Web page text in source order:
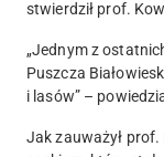
stwierdził prof.
„Jednym z
Puszcza
i lasów” –
Jak zauważył